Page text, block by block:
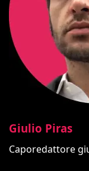
Giulio Piras
Caporedattore